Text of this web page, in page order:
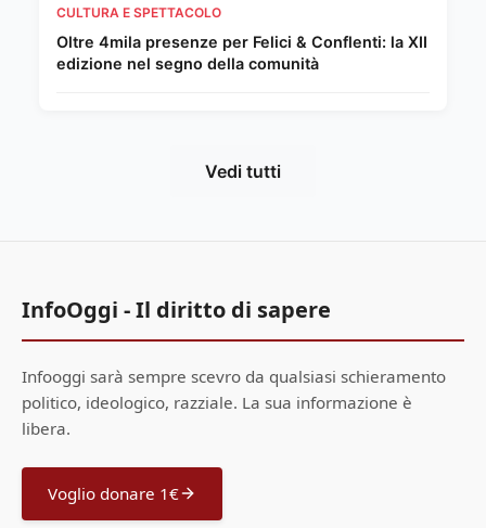
CULTURA E SPETTACOLO
Oltre 4mila presenze per Felici & Conflenti: la XII
edizione nel segno della comunità
Vedi tutti
InfoOggi - Il diritto di sapere
Infooggi sarà sempre scevro da qualsiasi schieramento
politico, ideologico, razziale. La sua informazione è
libera.
Voglio donare 1€